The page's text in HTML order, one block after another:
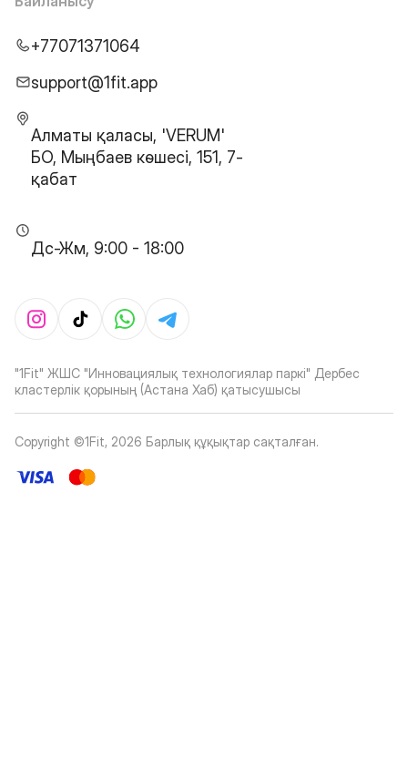
+77071371064
support@1fit.app
Алматы қаласы, 'VERUM'
БО, Мыңбаев көшесі, 151, 7-
қабат
Дс-Жм, 9:00 - 18:00
"1Fit" ЖШС "Инновациялық технологиялар паркі" Дербес
кластерлік қорының (Астана Хаб) қатысушысы
Copyright ©1Fit, 2026 Барлық құқықтар сақталған.